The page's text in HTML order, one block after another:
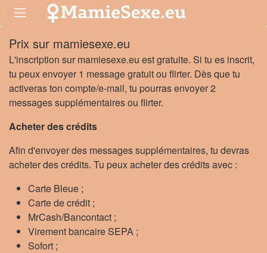
Prix sur mamiesexe.eu
L'inscription sur mamiesexe.eu est gratuite. Si tu es inscrit,
tu peux envoyer 1 message gratuit ou flirter. Dès que tu
activeras ton compte/e-mail, tu pourras envoyer 2
messages supplémentaires ou flirter.
Acheter des crédits
Afin d'envoyer des messages supplémentaires, tu devras
acheter des crédits. Tu peux acheter des crédits avec :
Carte Bleue ;
Carte de crédit ;
MrCash/Bancontact ;
Virement bancaire SEPA ;
Sofort ;